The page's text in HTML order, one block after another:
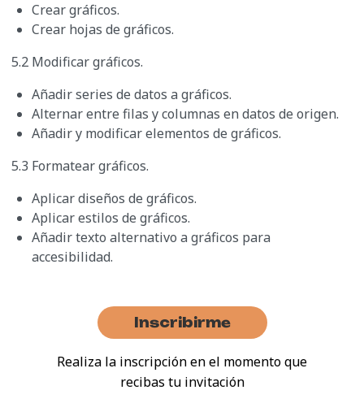
Crear gráficos.
Crear hojas de gráficos.
5.2 Modificar gráficos.
Añadir series de datos a gráficos.
Alternar entre filas y columnas en datos de origen.
Añadir y modificar elementos de gráficos.
5.3 Formatear gráficos.
Aplicar diseños de gráficos.
Aplicar estilos de gráficos.
Añadir texto alternativo a gráficos para
accesibilidad.
Inscribirme
Realiza la inscripción en el momento que
recibas tu invitación